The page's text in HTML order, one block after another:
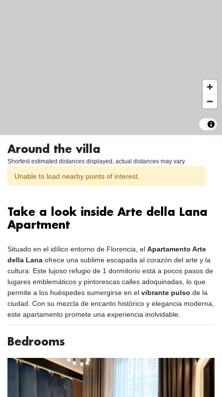
Around the villa
Shortest estimated distances displayed, actual distances may vary.
Unable to load nearby points of interest.
Take a look inside Arte della Lana
Apartment
Situado en el idílico entorno de Florencia, el Apartamento Arte
della Lana ofrece una sublime escapada al corazón del arte y la
cultura. Este lujoso refugio de 1 dormitorio está a pocos pasos de
lugares emblemáticos y pintorescas calles adoquinadas, lo que
permite a los huéspedes sumergirse en el vibrante pulso de la
ciudad. Con su mezcla de encanto histórico y elegancia moderna,
este apartamento promete una experiencia inolvidable.
Bedrooms